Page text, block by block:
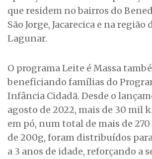
que residem no bairros do
São Jorge, Jacarecica e na região
Lagunar.
O programa Leite é Massa
beneficiando famílias do
Infância Cidadã. Desde o
agosto de 2022, mais de 30 mil
em pó, num total de mais de
de 200g, foram distribuídos
a 3 anos de idade, reforçando a